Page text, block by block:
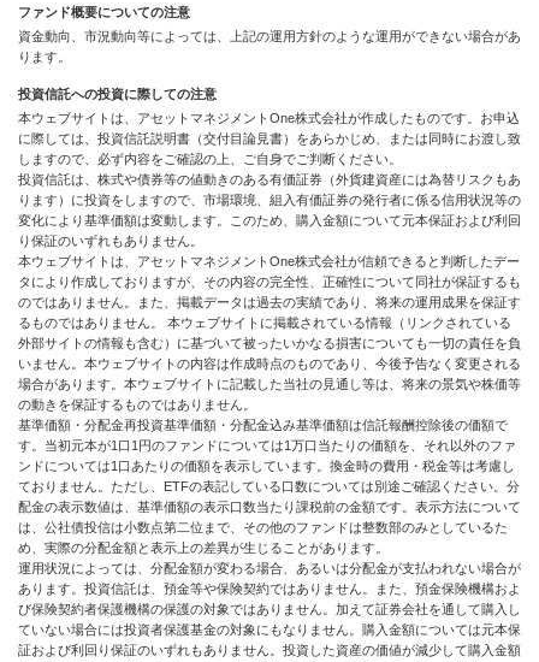
ファンド概要についての注意
資金動向、市況動向等によっては、上記の運用方針のような運用ができない場合があ
ります。
投資信託への投資に際しての注意
本ウェブサイトは、アセットマネジメントOne株式会社が作成したものです。お申込
に際しては、投資信託説明書（交付目論見書）をあらかじめ、または同時にお渡し致
しますので、必ず内容をご確認の上、ご自身でご判断ください。
投資信託は、株式や債券等の値動きのある有価証券（外貨建資産には為替リスクもあ
ります）に投資をしますので、市場環境、組入有価証券の発行者に係る信用状況等の
変化により基準価額は変動します。このため、購入金額について元本保証および利回
り保証のいずれもありません。
本ウェブサイトは、アセットマネジメントOne株式会社が信頼できると判断したデー
タにより作成しておりますが、その内容の完全性、正確性について同社が保証するも
のではありません。また、掲載データは過去の実績であり、将来の運用成果を保証す
るものではありません。 本ウェブサイトに掲載されている情報（リンクされている
外部サイトの情報も含む）に基づいて被ったいかなる損害についても一切の責任を負
いません。本ウェブサイトの内容は作成時点のものであり、今後予告なく変更される
場合があります。本ウェブサイトに記載した当社の見通し等は、将来の景気や株価等
の動きを保証するものではありません。
基準価額・分配金再投資基準価額・分配金込み基準価額は信託報酬控除後の価額で
す。当初元本が1口1円のファンドについては1万口当たりの価額を、それ以外のファ
ンドについては1口あたりの価額を表示しています。換金時の費用・税金等は考慮し
ておりません。ただし、ETFの表記している口数については別途ご確認ください。分
配金の表示数値は、基準価額の表示口数当たり課税前の金額です。表示方法について
は、公社債投信は小数点第二位まで、その他のファンドは整数部のみとしているた
め、実際の分配金額と表示上の差異が生じることがあります。
運用状況によっては、分配金額が変わる場合、あるいは分配金が支払われない場合が
あります。投資信託は、預金等や保険契約ではありません。また、預金保険機構およ
び保険契約者保護機構の保護の対象ではありません。加えて証券会社を通して購入し
ていない場合には投資者保護基金の対象にもなりません。購入金額については元本保
証および利回り保証のいずれもありません。投資した資産の価値が減少して購入金額